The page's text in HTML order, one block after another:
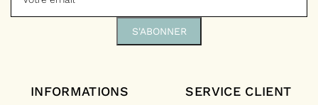
INFORMATIONS SERVICE CLIENT